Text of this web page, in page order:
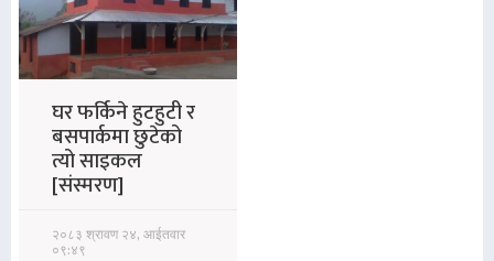
घर फर्किने हुटहुटी र
बसपार्कमा छुटेको
त्यो साइकल
[संस्मरण]
२०८३ श्रावण २४, आईतवार
०९:४९